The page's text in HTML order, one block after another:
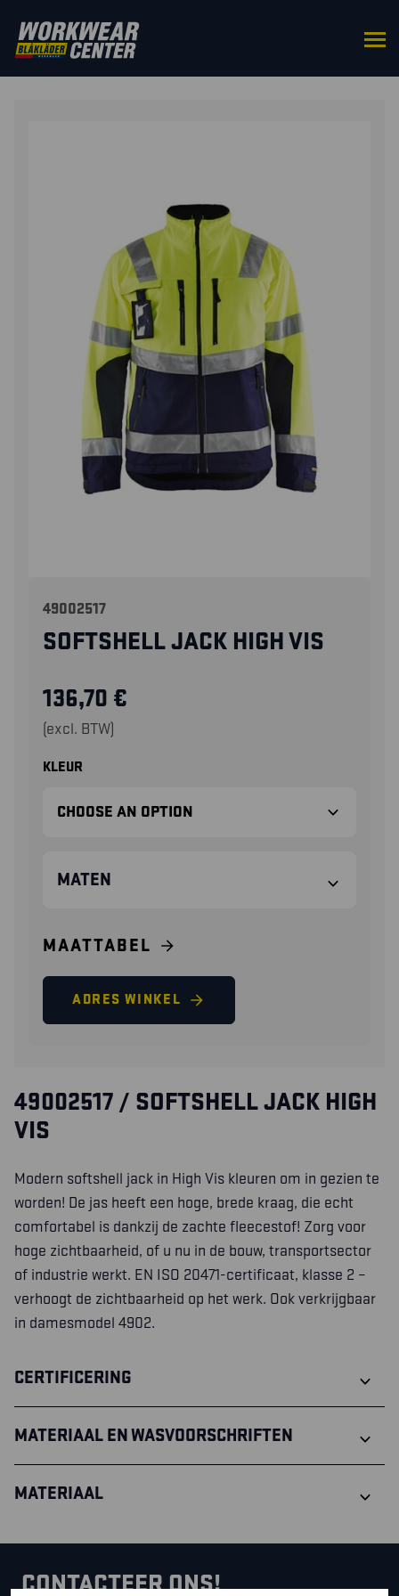
HOME/BOVENKLEDING
/ SOFTSHELL JACK
49002517
SOFTSHELL JACK HIGH VIS
136,70 €
(excl. BTW)
KLEUR
MATEN
MAATTABEL
ADRES WINKEL
49002517 / SOFTSHELL JACK HIGH
VIS
Modern softshell jack in High Vis kleuren om in gezien te
worden! De jas heeft een hoge, brede kraag, die echt
comfortabel is dankzij de zachte fleecestof! Zorg voor
hoge zichtbaarheid, of u nu in de bouw, transportsector
of industrie werkt. EN ISO 20471-certificaat, klasse 2 –
verhoogt de zichtbaarheid op het werk. Ook verkrijgbaar
in damesmodel 4902.
CERTIFICERING
MATERIAAL EN WASVOORSCHRIFTEN
MATERIAAL
CONTACTEER ONS!